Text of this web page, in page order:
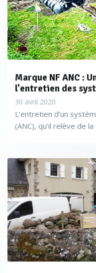
Marque NF ANC :
l'entretien des
30 avril 2020
L’entretien d’un
(ANC), qu’il relève de